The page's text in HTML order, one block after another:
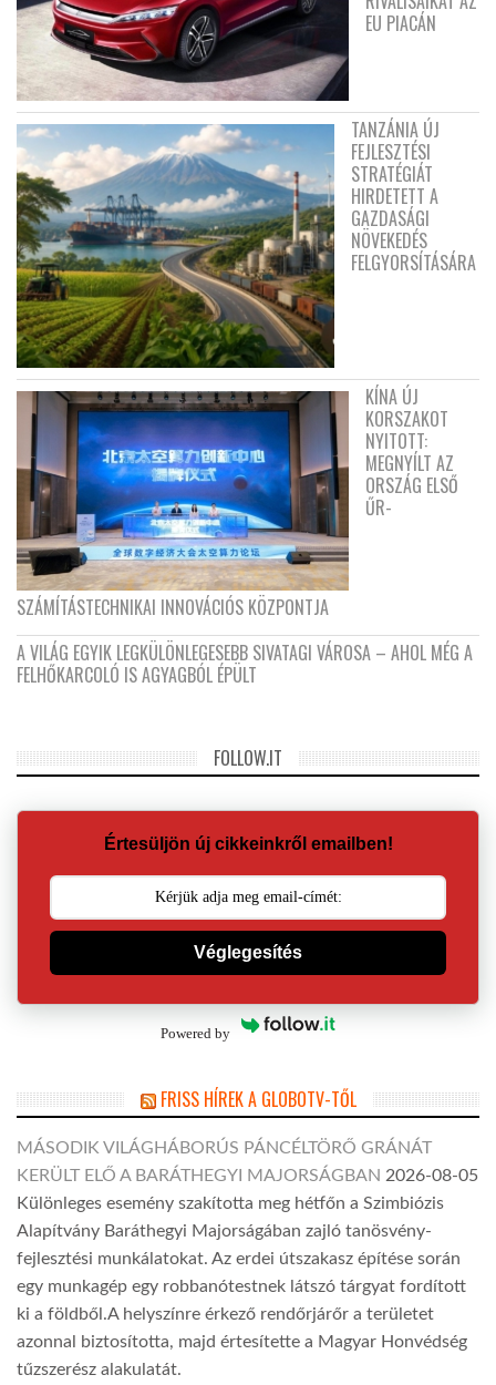
EU PIACÁN
TANZÁNIA ÚJ
FEJLESZTÉSI
STRATÉGIÁT
HIRDETETT A
GAZDASÁGI
NÖVEKEDÉS
FELGYORSÍTÁSÁRA
KÍNA ÚJ
KORSZAKOT
NYITOTT:
MEGNYÍLT AZ
ORSZÁG ELSŐ
ŰR-
SZÁMÍTÁSTECHNIKAI INNOVÁCIÓS KÖZPONTJA
A VILÁG EGYIK LEGKÜLÖNLEGESEBB SIVATAGI VÁROSA – AHOL MÉG A
FELHŐKARCOLÓ IS AGYAGBÓL ÉPÜLT
FOLLOW.IT
Értesüljön új cikkeinkről emailben!
Véglegesítés
Powered by
FRISS HÍREK A GLOBOTV-TŐL
MÁSODIK VILÁGHÁBORÚS PÁNCÉLTÖRŐ GRÁNÁT
KERÜLT ELŐ A BARÁTHEGYI MAJORSÁGBAN 2026-08-05
Különleges esemény szakította meg hétfőn a Szimbiózis
Alapítvány Baráthegyi Majorságában zajló tanösvény-
fejlesztési munkálatokat. Az erdei útszakasz építése során
egy munkagép egy robbanótestnek látszó tárgyat fordított
ki a földből.A helyszínre érkező rendőrjárőr a területet
azonnal biztosította, majd értesítette a Magyar Honvédség
tűzszerész alakulatát.